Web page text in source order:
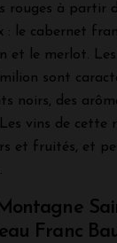
rouges à partir
: le cabernet
et le merlot.
sont
noirs, des
vins de cette
et fruités, et
Franc